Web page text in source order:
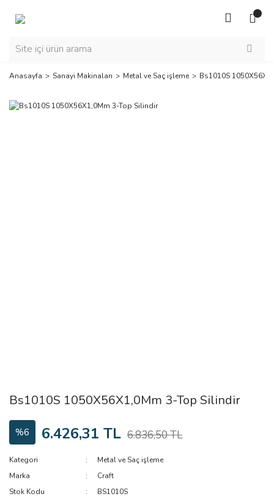
Anasayfa Sanayi Makinaları Metal ve Saç işleme Bs1010S
Bs1010S 1050X56X1,0Mm 3-Top Silindir
%6 6.426,31 TL 6.836,50 TL
Kategori
Metal ve Saç işleme
Marka
Craft
Stok Kodu
BS1010S